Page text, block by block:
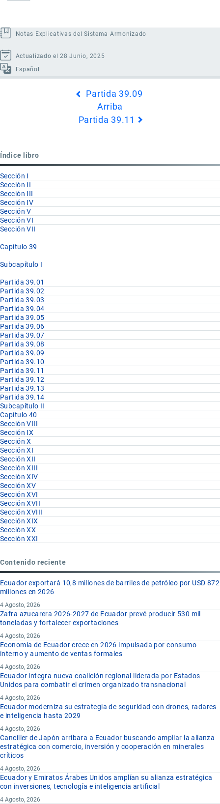
Notas Explicativas del Sistema Armonizado
Actualizado el 28 Junio, 2025
Español
Partida 39.09
Arriba
Partida 39.11
Índice libro
Sección I
Sección II
Sección III
Sección IV
Sección V
Sección VI
Sección VII
Capítulo 39
Subcapítulo I
Partida 39.01
Partida 39.02
Partida 39.03
Partida 39.04
Partida 39.05
Partida 39.06
Partida 39.07
Partida 39.08
Partida 39.09
Partida 39.10
Partida 39.11
Partida 39.12
Partida 39.13
Partida 39.14
Subcapítulo II
Capítulo 40
Sección VIII
Sección IX
Sección X
Sección XI
Sección XII
Sección XIII
Sección XIV
Sección XV
Sección XVI
Sección XVII
Sección XVIII
Sección XIX
Sección XX
Sección XXI
Contenido reciente
Ecuador exportará 10,8 millones de barriles de petróleo por USD 872
millones en 2026
4 Agosto, 2026
Zafra azucarera 2026-2027 de Ecuador prevé producir 530 mil
toneladas y fortalecer exportaciones
4 Agosto, 2026
Economía de Ecuador crece en 2026 impulsada por consumo
interno y aumento de ventas formales
4 Agosto, 2026
Ecuador integra nueva coalición regional liderada por Estados
Unidos para combatir el crimen organizado transnacional
4 Agosto, 2026
Ecuador moderniza su estrategia de seguridad con drones, radares
e inteligencia hasta 2029
4 Agosto, 2026
Canciller de Japón arribara a Ecuador buscando ampliar la alianza
estratégica con comercio, inversión y cooperación en minerales
críticos
4 Agosto, 2026
Ecuador y Emiratos Árabes Unidos amplían su alianza estratégica
con inversiones, tecnología e inteligencia artificial
4 Agosto, 2026